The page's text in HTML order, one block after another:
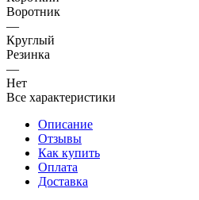
Воротник
—
Круглый
Резинка
—
Нет
Все характеристики
Описание
Отзывы
Как купить
Оплата
Доставка